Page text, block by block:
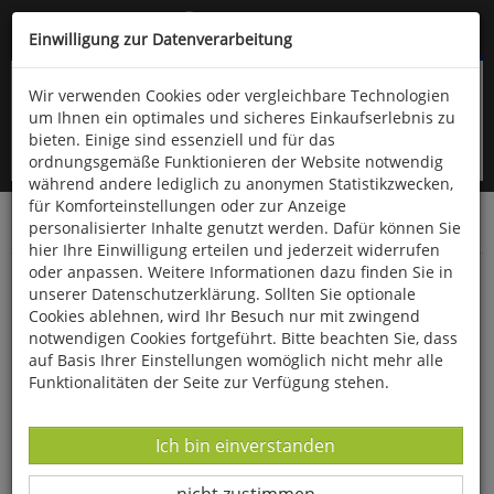
Kompletten Head der Seite überspringen
oder (06766) 9323-960
Startseite Bücher Verschiedene Sachgebiete
Konzentration und Körperhaltung erfolgreich
fördern
Einwilligung zur Datenverarbeitung
Wir verwenden Cookies oder vergleichbare Technologien
um Ihnen ein optimales und sicheres Einkaufserlebnis zu
bieten. Einige sind essenziell und für das
ordnungsgemäße Funktionieren der Website notwendig
während andere lediglich zu anonymen Statistikzwecken,
für Komforteinstellungen oder zur Anzeige
personalisierter Inhalte genutzt werden. Dafür können Sie
hier Ihre Einwilligung erteilen und jederzeit widerrufen
oder anpassen. Weitere Informationen dazu finden Sie in
unserer Datenschutzerklärung. Sollten Sie optionale
Cookies ablehnen, wird Ihr Besuch nur mit zwingend
notwendigen Cookies fortgeführt. Bitte beachten Sie, dass
auf Basis Ihrer Einstellungen womöglich nicht mehr alle
Funktionalitäten der Seite zur Verfügung stehen.
Datenverarbeitung -
Ich bin einverstanden